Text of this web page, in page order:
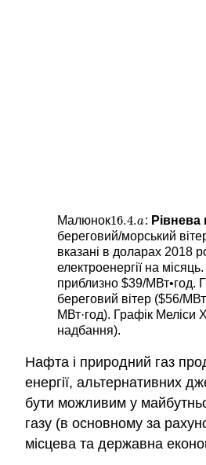
Малюнок16.4.a
16.4.a: Рівнева
береговий/морський
вказані в доларах 2018
електроенергії на
приблизно $39/МВт•год.
береговий вітер ($56/
МВт·год). Графік Меліси
надбання).
Нафта і природний газ
енергії, альтернативних
бути можливим у
газу (в основному за
місцева та державна